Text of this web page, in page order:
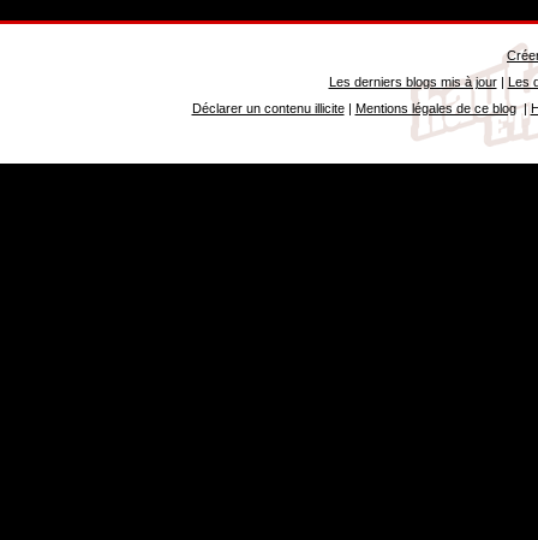
Les derniers blogs mis à jour| Les
Déclarer un contenu illicite| Mentions légales de ce blog|